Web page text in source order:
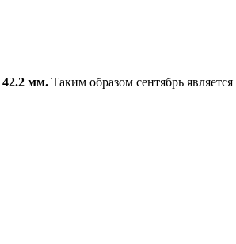
42.2 мм. Таким образом сентябрь